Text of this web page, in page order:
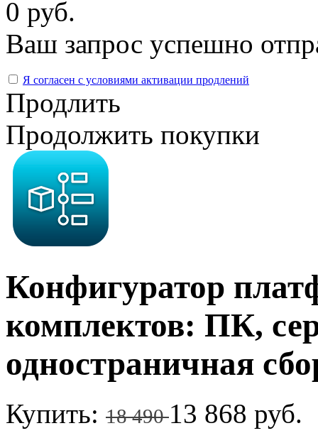
0 руб.
Ваш запрос успешно
Я согласен с условиями активации продлений
Продлить
Продолжить покупки
Конфигуратор
комплектов: ПК,
одностраничная
Купить: 18 49013 868 руб.